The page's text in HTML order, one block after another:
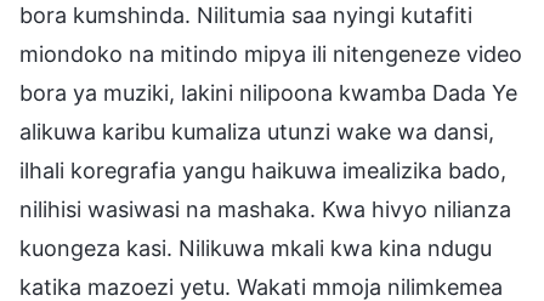
bora kumshinda. Nilitumia saa nyingi kutafiti
miondoko na mitindo mipya ili nitengeneze video
bora ya muziki, lakini nilipoona kwamba Dada Ye
alikuwa karibu kumaliza utunzi wake wa dansi,
ilhali koregrafia yangu haikuwa imealizika bado,
nilihisi wasiwasi na mashaka. Kwa hivyo nilianza
kuongeza kasi. Nilikuwa mkali kwa kina ndugu
katika mazoezi yetu. Wakati mmoja nilimkemea